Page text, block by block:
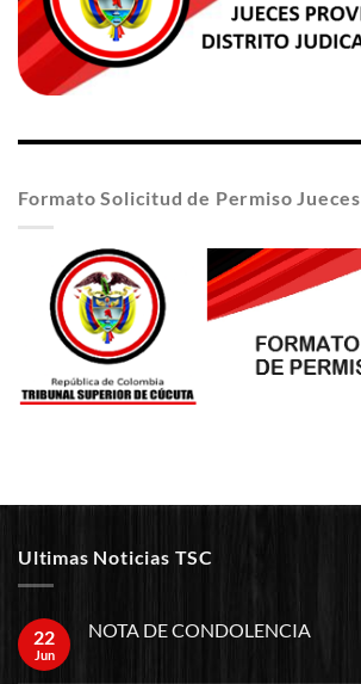
Formato Solicitud de Permiso Jueces
Ultimas Noticias TSC
22
Jun
NOTA DE CONDOLENCIA